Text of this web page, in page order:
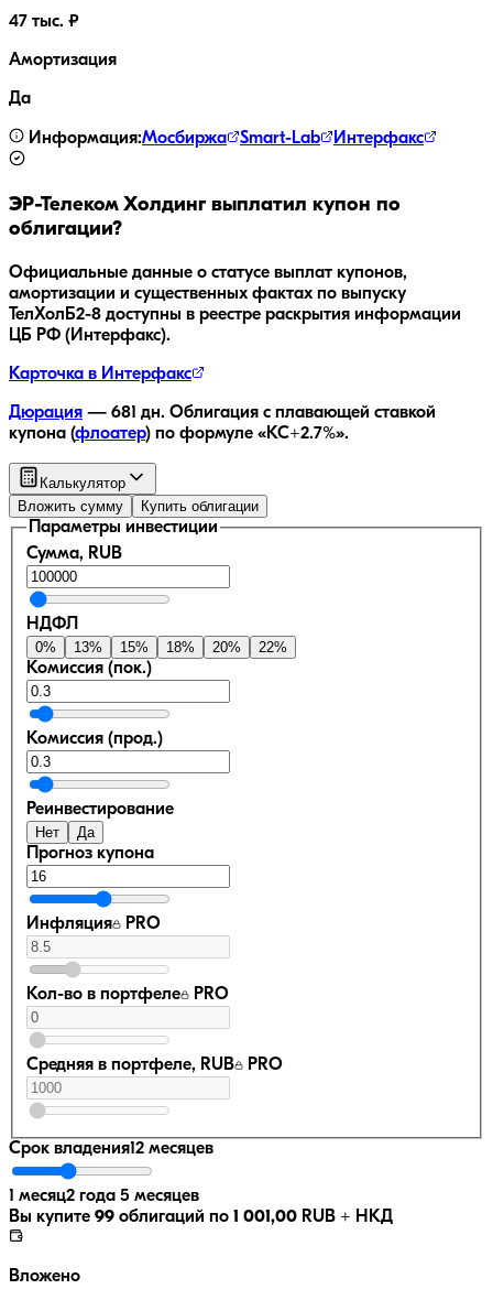
47 тыс. ₽
Амортизация
Да
Информация:Мосбиржа Smart-Lab Интерфакс
ЭР-Телеком Холдинг выплатил купон по
облигации?
Официальные данные о статусе выплат купонов,
амортизации и существенных фактах по выпуску
ТелХолБ2-8 доступны в реестре раскрытия информации
ЦБ РФ (Интерфакс).
Карточка в Интерфакс
Дюрация — 681 дн. Облигация с плавающей ставкой
купона (флоатер) по формуле «КС+2.7%».
Калькулятор
Вложить сумму
Купить облигации
Параметры инвестиции
Сумма, RUB
НДФЛ
0% 13% 15% 18% 20% 22%
Комиссия (пок.)
Комиссия (прод.)
Реинвестирование
Нет Да
Прогноз купона
Инфляция PRO
Кол-во в портфеле PRO
Средняя в портфеле, RUB PRO
Срок владения12 месяцев
1 месяц2 года 5 месяцев
Вы купите 99 облигаций по 1 001,00 RUB + НКД
Вложено